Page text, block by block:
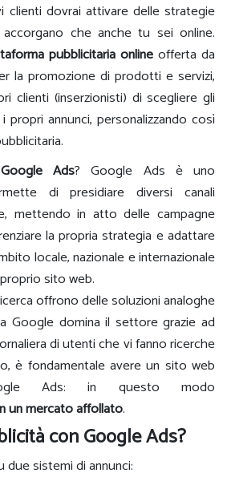
clienti dovrai attivare delle strategie
che anche tu sei online.
pubblicitaria onlineofferta da
la promozione di prodotti e servizi,
clienti (inserzionisti) di scegliere gli
annunci, personalizzando così
Ads? Google Ads è uno
di presidiare diversi canali
mettendo in atto delle campagne
la propria strategia e adattare
locale, nazionale e internazionale
sito web.
offrono delle soluzioni analoghe
Google domina il settore grazie ad
di utenti che vi fanno ricerche
è fondamentale avere un sito web
Ads: in questo modo
un mercato affollato.
con Google Ads?
due sistemi di annunci: